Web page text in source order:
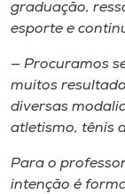
graduação,
esporte e
— Procuramos
muitos
diversas
atletismo, tênis
Para o
intenção é